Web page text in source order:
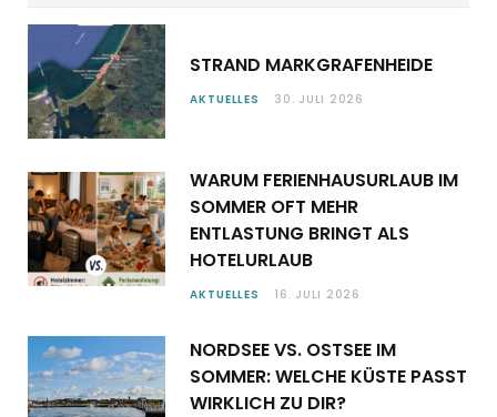
STRAND MARKGRAFENHEIDE
AKTUELLES 30. JULI 2026
WARUM FERIENHAUSURLAUB IM
SOMMER OFT MEHR
ENTLASTUNG BRINGT ALS
HOTELURLAUB
AKTUELLES 16. JULI 2026
NORDSEE VS. OSTSEE IM
SOMMER: WELCHE KÜSTE PASST
WIRKLICH ZU DIR?